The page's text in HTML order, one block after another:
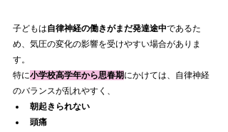
子どもは自律神経の働きがまだ発達途中であるた
め、気圧の変化の影響を受けやすい場合がありま
す。
特に小学校高学年から思春期にかけては、自律神経
のバランスが乱れやすく、
朝起きられない
頭痛